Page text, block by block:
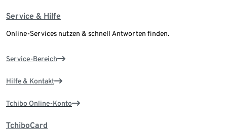
Service & Hilfe
Online-Services nutzen & schnell Antworten finden.
Service-Bereich
Hilfe & Kontakt
Tchibo Online-Konto
TchiboCard